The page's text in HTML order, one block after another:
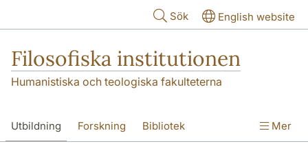
Sök English website
Filosofiska institutionen
Humanistiska och teologiska fakulteterna
Utbildning Forskning Bibliotek Mer